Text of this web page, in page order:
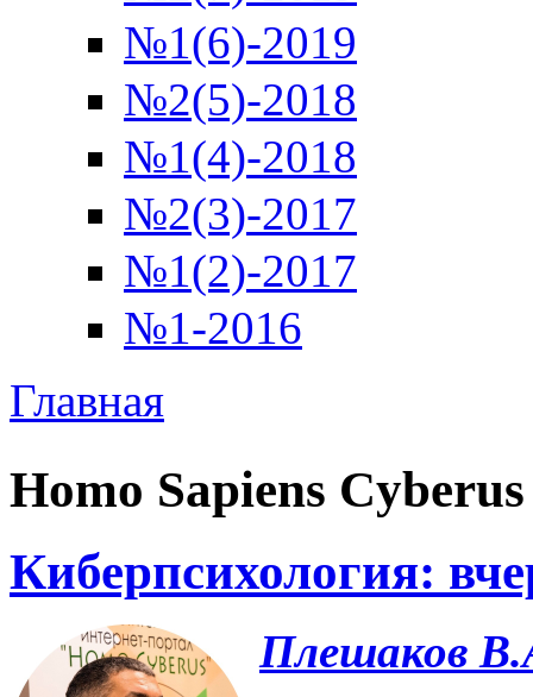
№1(6)-2019
№2(5)-2018
№1(4)-2018
№2(3)-2017
№1(2)-2017
№1-2016
Вы здесь
Главная
Homo Sapiens Cyberus
Киберпсихология:
Плешаков